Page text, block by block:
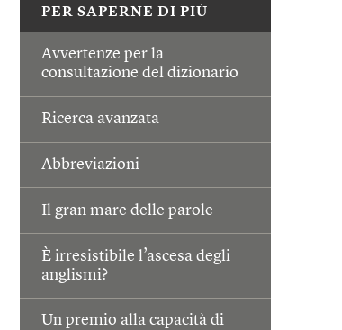
PER SAPERNE DI PIÙ
Avvertenze per la
consultazione del dizionario
Ricerca avanzata
Abbreviazioni
Il gran mare delle parole
È irresistibile l’ascesa degli
anglismi?
Un premio alla capacità di